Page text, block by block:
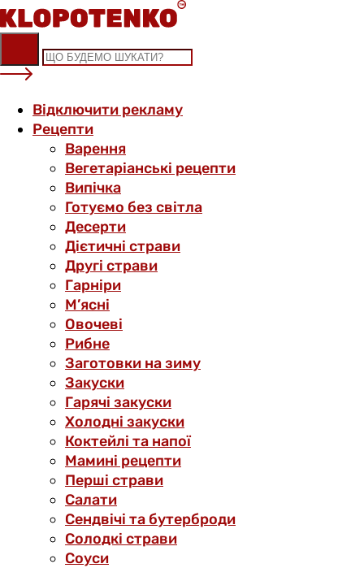
Skip
to
content
Відключити рекламу
Рецепти
Варення
Вегетаріанські рецепти
Випічка
Готуємо без світла
Десерти
Дієтичні страви
Другі страви
Гарніри
М’ясні
Овочеві
Рибне
Заготовки на зиму
Закуски
Гарячі закуски
Холодні закуски
Коктейлі та напої
Мамині рецепти
Перші страви
Салати
Сендвічі та бутерброди
Солодкі страви
Соуси